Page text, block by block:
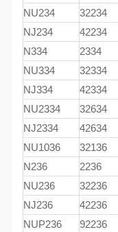
NU234
32234
NJ234
42234
N334
2334
NU334
32334
NJ334
42334
NU2334
32634
NJ2334
42634
NU1036
32136
N236
2236
NU236
32236
NJ236
42236
NUP236
92236